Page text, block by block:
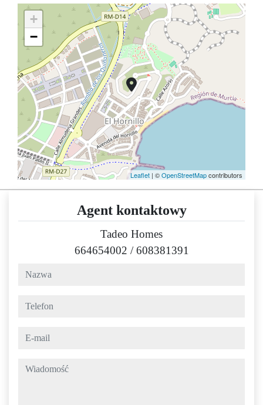
+
−
Leaflet | ©OpenStreetMapcontributors
Agent kontaktowy
Tadeo Homes
664654002 /608381391
nazwa
telefon
e-mail
wiadomość